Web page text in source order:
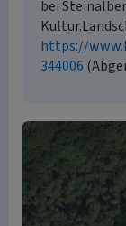
bei
https://
344006